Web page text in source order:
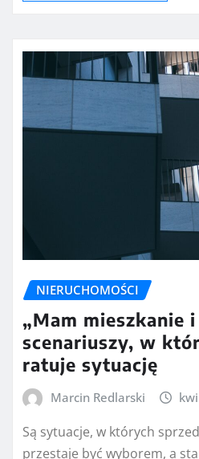
NIERUCHOMOŚCI
„Mam mieszkanie
scenariuszy, w
ratuje sytuację
Marcin Redlarski
Są sytuacje, w których
przestaje być wyborem, a